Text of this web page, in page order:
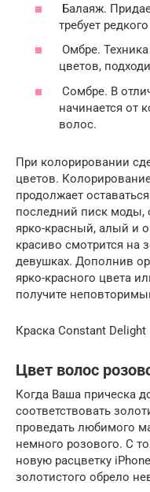
Балаяж.
требует
Омбре.
цветов,
Сомбре. В
начинается от
волос.
При колорировании
цветов.
продолжает
последний писк моды,
ярко-красный, алый и
красиво смотрится на
девушках. Дополнив
ярко-красного цвета
получите
Краска Constant Delight
Цвет волос
Когда Ваша прическа
соответствовать
проведать любимого
немного розового. С
новую расцветку
золотистого обрело